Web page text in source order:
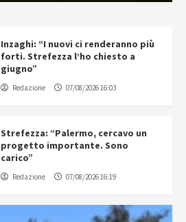
Inzaghi: “I nuovi ci renderanno più
forti. Strefezza l’ho chiesto a
giugno”
Redazione 07/08/2026 16:03
Strefezza: “Palermo, cercavo un
progetto importante. Sono
carico”
Redazione 07/08/2026 16:19